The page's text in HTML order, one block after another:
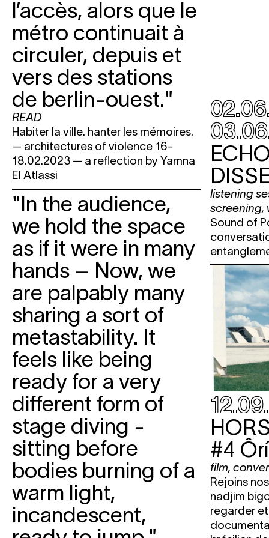
mer. 25.10 CUT THE LINE
a film
Balsom
jeu. 26.10 CUT THE LINEa film programme
Balsom
ven. 27.10 CUT THE LINE
a film
TRAVERSING PALESTINEFrom
to the sea
JUMANA MANNA Foragers
sam. 28.10 CUT THE LINEa film
ERIKA BALSOM
presents Blind
Spot/Voyage à Lyon by
Alemann
NOVEMBRE 2023
ven.
10.11 OUTRA(SH)GE
sam. 11.11 ERIC DE KUYPER Pink Ulysses
mer. 22.11 SAODAT ISMAILOVA Her Right
jeu. 23.11 SAODAT ISMAILOVA Her Right
SAODAT ISMAILOVAAral,
Invisible Sea - The Haunted
ven. 24.11 SAODAT ISMAILOVA Her Right
sam. 25.11 SAODAT ISMAILOVAHer Right
l’accès, alors que le
métro continuait à
circuler, depuis et
vers des stations
de berlin-ouest."
READ
Habiter la ville. hanter les mémoires.
— architectures of violence 16-
18.02.2023 — a reflection by Yamna
El Atlassi
listening
screening,
Sound of
"In the audience,
we hold the space
as if it were in many
hands – Now, we
are palpably many
sharing a sort of
metastability. It
feels like being
ready for a very
different form of
stage diving -
sitting before
bodies burning of a
warm light,
incandescent,
#4 Ôrí
film,
Rejoins
nadjim
regarder